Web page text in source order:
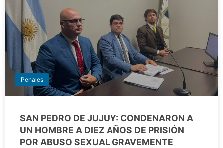
Penales
SAN PEDRO DE JUJUY: CONDENARON A
UN HOMBRE A DIEZ AÑOS DE PRISIÓN
POR ABUSO SEXUAL GRAVEMENTE